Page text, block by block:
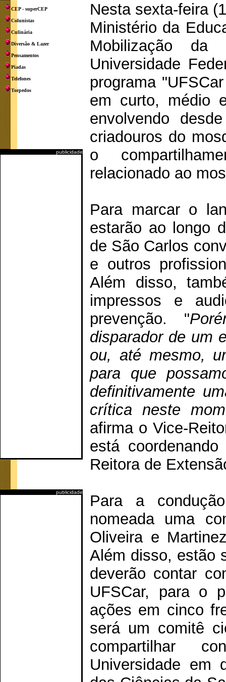
CEP - superCEP
Colunistas
Culinária
Diversão & Lazer
Pensamentos
Piadas
Telefones
Torpedos
publicidade
publicidade
Nesta sexta-feira
Ministério da
Mobilização
Universidade
programa
em curto, médio
envolvendo
criadouros do
o
relacionado ao
Para marcar o
estarão ao longo
de São Carlos
e outros
Além disso,
impressos e
prevenção. "
disparador de um
ou, até mesmo,
para que
definitivamente
crítica neste
afirma o Vice-
está
Reitora de
Para a
nomeada uma
Oliveira e
Além disso, estão
deverão contar
UFSCar, para o
ações em cinco
será um comitê
compartilhar
Universidade em